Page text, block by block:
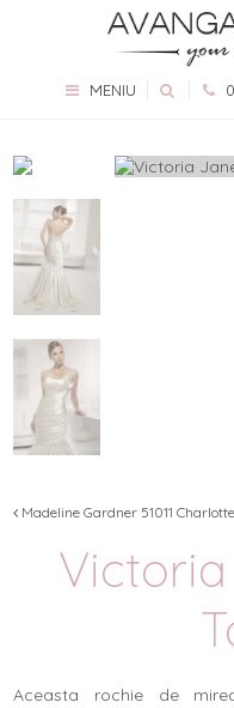
MENIU
Madeline Gardner 51011 Charlotte
Victoria
Aceasta rochie de